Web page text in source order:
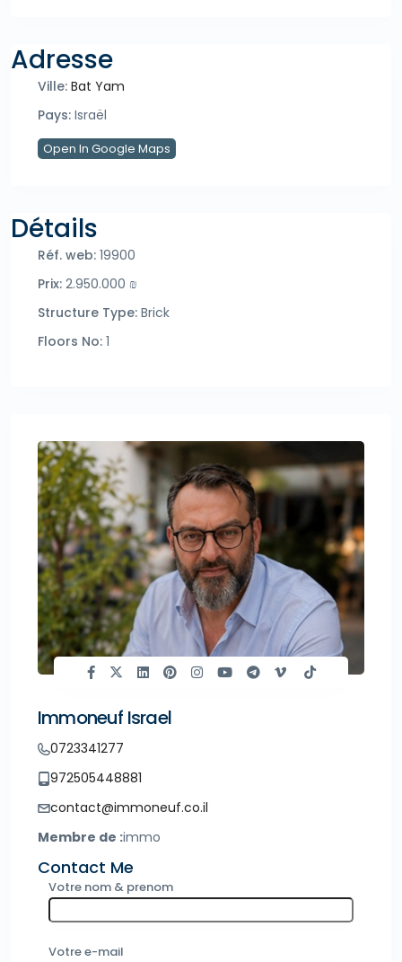
Adresse
Ville: Bat Yam
Pays: Israël
Open In Google Maps
Détails
Réf. web: 19900
Prix: 2.950.000 ₪
Structure Type: Brick
Floors No: 1
Immoneuf Israel
0723341277
972505448881
contact@immoneuf.co.il
Membre de :immo
Contact Me
Votre nom & prenom
Votre e-mail